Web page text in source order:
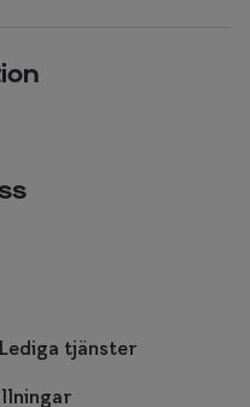
Lediga tjänster